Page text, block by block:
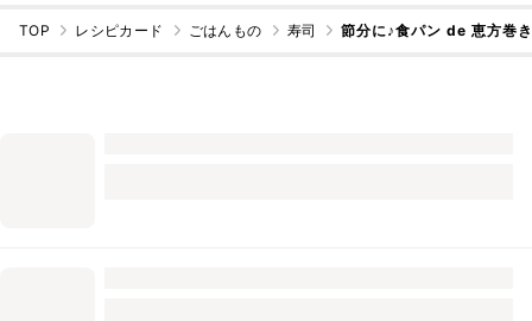
TOP レシピカード ごはんもの 寿司 節分に♪食パン de 恵方巻